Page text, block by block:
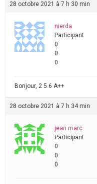
28 octobre 2021 à 7 h 30 min
nierda
Participant
0
0
0
Bonjour, 2 5 6 A++
28 octobre 2021 à 7 h 34 min
jean marc
Participant
0
0
0